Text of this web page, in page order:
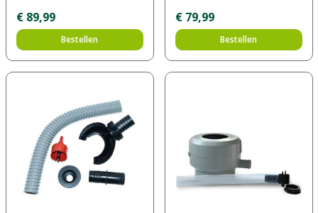
€ 89,99
Bestellen
€ 79,99
Bestellen